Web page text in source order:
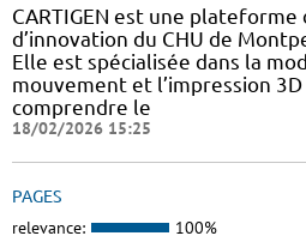
CARTIGEN est une
d’innovation du CHU de
Elle est spécialisée dans la
mouvement et l’impression
comprendre le
18/02/2026 15:25
PAGES
relevance: 100%